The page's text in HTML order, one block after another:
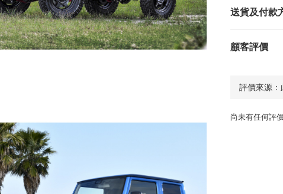
送貨及付款
顧客評價
尚未有任何評